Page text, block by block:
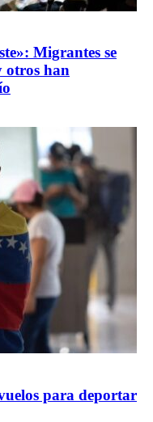
Migrantes se
otros han
para deportar